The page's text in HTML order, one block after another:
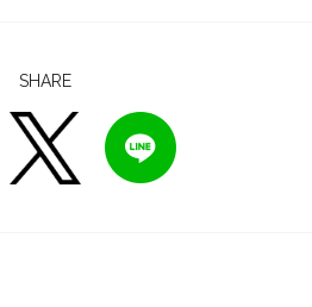
SHARE